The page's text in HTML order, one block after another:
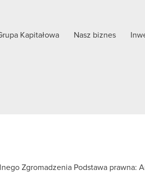
Kapitałowa Nasz biznes
Zgromadzenia Podstawa prawna: